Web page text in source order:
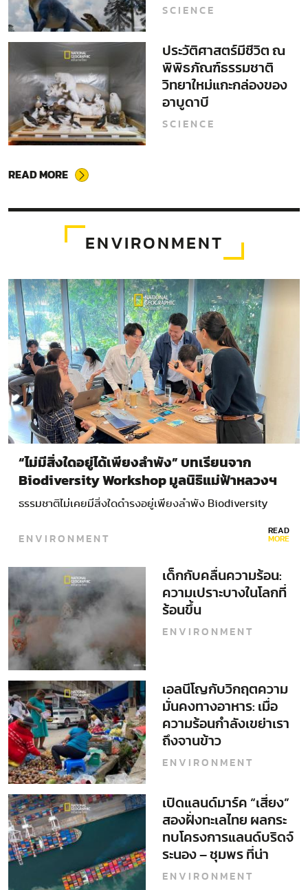
SCIENCE
ประวัติศาสตร์มีชีวิต ณ
พิพิธภัณฑ์ธรรมชาติ
วิทยาใหม่แกะกล่องของ
อาบูดาบี
SCIENCE
READ MORE
ENVIRONMENT
“ไม่มีสิ่งใดอยู่ได้เพียงลำพัง” บทเรียนจาก
Biodiversity Workshop มูลนิธิแม่ฟ้าหลวงฯ
ธรรมชาติไม่เคยมีสิ่งใดดำรงอยู่เพียงลำพัง Biodiversity
ENVIRONMENT READ
MORE
เด็กกับคลื่นความร้อน:
ความเปราะบางในโลกที่
ร้อนขึ้น
ENVIRONMENT
เอลนีโญกับวิกฤตความ
มั่นคงทางอาหาร: เมื่อ
ความร้อนกำลังเขย่าเรา
ถึงจานข้าว
ENVIRONMENT
เปิดแลนด์มาร์ค “เสี่ยง”
สองฝั่งทะเลไทย ผลกระ
ทบโครงการแลนด์บริดจ์
ระนอง – ชุมพร ที่น่า
จับตามอง
ENVIRONMENT